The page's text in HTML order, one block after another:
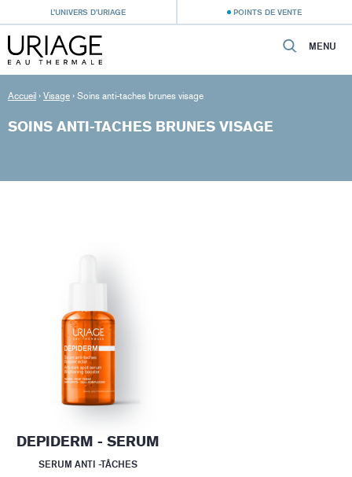
L’UNIVERS D’URIAGE POINTS DE VENTE
MENU
Accueil › Visage › Soins anti-taches brunes visage
SOINS ANTI-TACHES BRUNES VISAGE
DEPIDERM - SERUM
SERUM ANTI -TÂCHES